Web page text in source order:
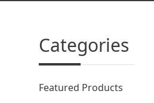
Categories
Featured Products